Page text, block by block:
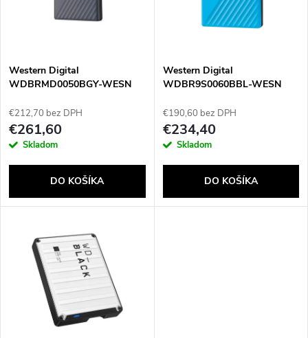
e
p
r
d
s
p
r
o
d
Western Digital
WDBRMD0050BGY-WESN
Gen 1 (3.1 Gen 1)
€212,70 bez DPH
€261,60
Skladom
DO KOŠÍKA
Western Digital
WDBR9S0060BBL-WESN
Micro-USB B 3.2 Gen 1 (3.1
Gen 1) Čierna, Modrá
€190,60 bez DPH
€234,40
Skladom
DO KOŠÍKA